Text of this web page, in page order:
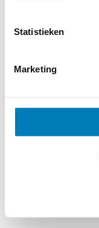
Statistieken
Marketing